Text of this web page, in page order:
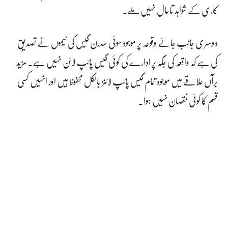
کاری کے شواہد تاحال نہیں ملے۔
دوسری جانب جائے وقوعہ پر موجود سوئی سدرن گیس کی ٹیموں نے تصدیق
کی ہے کہ واقعہ کی جگہ پر ادارے کی کوئی گیس پائپ لائن نہیں ہے۔ مزید
برآں علاقے میں موجود تمام گیس پائپ لائنز بالکل محفوظ ہیں اور انہیں کسی
قسم کا کوئی نقصان نہیں ہوا۔